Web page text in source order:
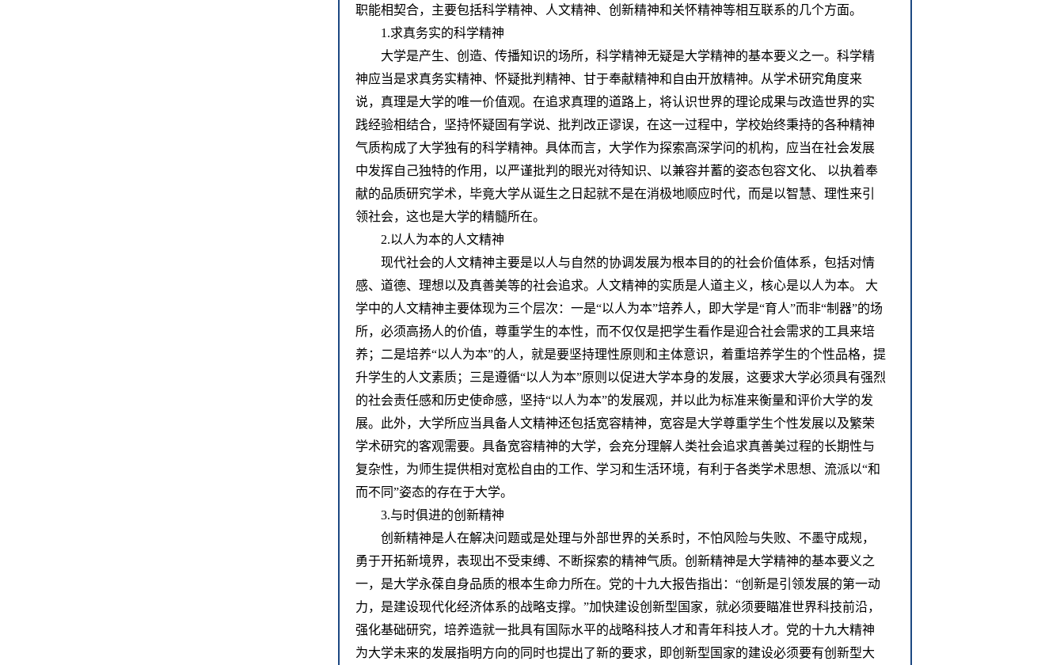
职能相契合，主要包括科学精神、人文精神、创新精神和关怀精神等相互联系的几个方面。
1.求真务实的科学精神
大学是产生、创造、传播知识的场所，科学精神无疑是大学精神的基本要义之一。科学精
神应当是求真务实精神、怀疑批判精神、甘于奉献精神和自由开放精神。从学术研究角度来
说，真理是大学的唯一价值观。在追求真理的道路上，将认识世界的理论成果与改造世界的实
践经验相结合，坚持怀疑固有学说、批判改正谬误，在这一过程中，学校始终秉持的各种精神
气质构成了大学独有的科学精神。具体而言，大学作为探索高深学问的机构，应当在社会发展
中发挥自己独特的作用，以严谨批判的眼光对待知识、以兼容并蓄的姿态包容文化、 以执着奉
献的品质研究学术，毕竟大学从诞生之日起就不是在消极地顺应时代，而是以智慧、理性来引
领社会，这也是大学的精髓所在。
2.以人为本的人文精神
现代社会的人文精神主要是以人与自然的协调发展为根本目的的社会价值体系，包括对情
感、道德、理想以及真善美等的社会追求。人文精神的实质是人道主义，核心是以人为本。 大
学中的人文精神主要体现为三个层次：一是“以人为本”培养人，即大学是“育人”而非“制器”的场
所，必须高扬人的价值，尊重学生的本性，而不仅仅是把学生看作是迎合社会需求的工具来培
养；二是培养“以人为本”的人，就是要坚持理性原则和主体意识，着重培养学生的个性品格，提
升学生的人文素质；三是遵循“以人为本”原则以促进大学本身的发展，这要求大学必须具有强烈
的社会责任感和历史使命感，坚持“以人为本”的发展观，并以此为标准来衡量和评价大学的发
展。此外，大学所应当具备人文精神还包括宽容精神，宽容是大学尊重学生个性发展以及繁荣
学术研究的客观需要。具备宽容精神的大学，会充分理解人类社会追求真善美过程的长期性与
复杂性，为师生提供相对宽松自由的工作、学习和生活环境，有利于各类学术思想、流派以“和
而不同”姿态的存在于大学。
3.与时俱进的创新精神
创新精神是人在解决问题或是处理与外部世界的关系时，不怕风险与失败、不墨守成规，
勇于开拓新境界，表现出不受束缚、不断探索的精神气质。创新精神是大学精神的基本要义之
一，是大学永葆自身品质的根本生命力所在。党的十九大报告指出：“创新是引领发展的第一动
力，是建设现代化经济体系的战略支撑。”加快建设创新型国家，就必须要瞄准世界科技前沿，
强化基础研究，培养造就一批具有国际水平的战略科技人才和青年科技人才。党的十九大精神
为大学未来的发展指明方向的同时也提出了新的要求，即创新型国家的建设必须要有创新型大